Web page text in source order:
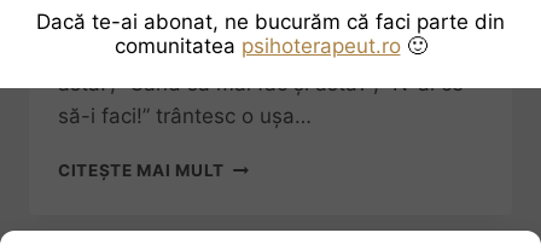
făcut.”, “Nu poți face tu asta, n-are rost să
încerci.”, “Suntem prea mărunți să facem
asta.”, “Când să mai fac și asta?”, “N-ai ce
să-i faci!” trântesc o ușa…
CITEȘTE MAI MULT
Dacă te-ai abonat, ne bucurăm că faci parte din
comunitatea psihoterapeut.ro 🙂